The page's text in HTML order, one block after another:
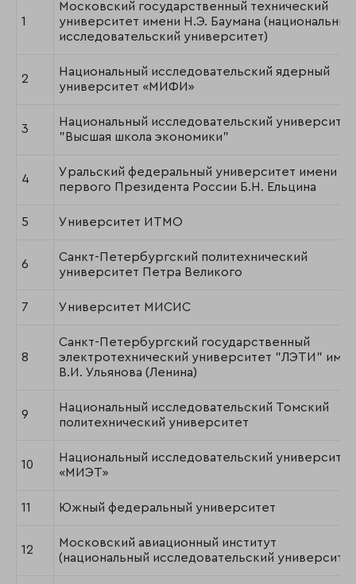
1
Московский государственный технический
университет имени Н.Э. Баумана (национальный
исследовательский университет)
2
Национальный исследовательский ядерный
университет «МИФИ»
3
Национальный исследовательский университет
"Высшая школа экономики"
4
Уральский федеральный университет имени
первого Президента России Б.Н. Ельцина
5 Университет ИТМО
6
Санкт-Петербургский политехнический
университет Петра Великого
7 Университет МИСИС
8
Санкт-Петербургский государственный
электротехнический университет "ЛЭТИ"
В.И. Ульянова (Ленина)
9
Национальный исследовательский Томский
политехнический университет
10
Национальный исследовательский университет
«МИЭТ»
11 Южный федеральный университет
12
Московский авиационный институт
(национальный исследовательский